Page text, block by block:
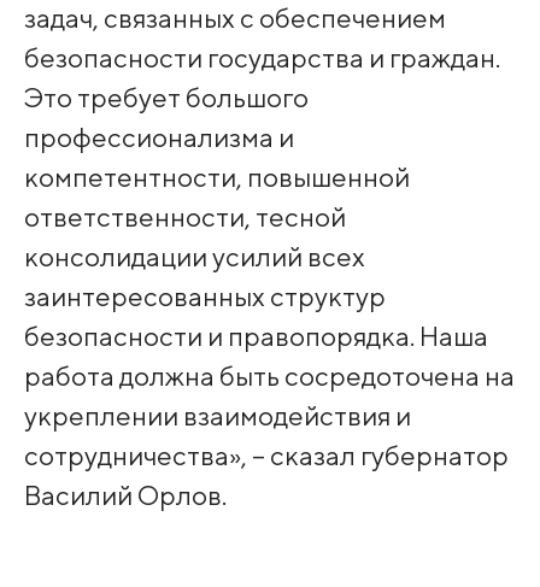
задач, связанных с обеспечением
безопасности государства и граждан.
Это требует большого
профессионализма и
компетентности, повышенной
ответственности, тесной
консолидации усилий всех
заинтересованных структур
безопасности и правопорядка. Наша
работа должна быть сосредоточена на
укреплении взаимодействия и
сотрудничества», – сказал губернатор
Василий Орлов.